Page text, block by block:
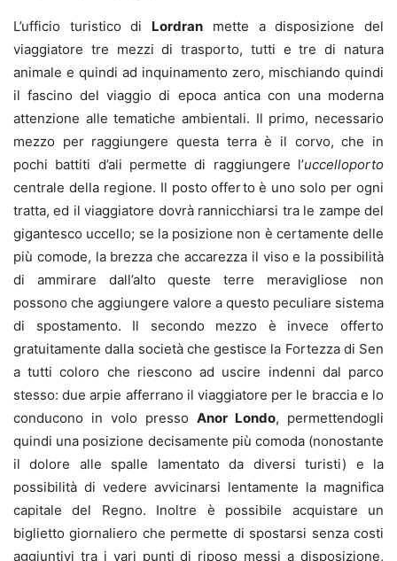
L’ufficio turistico di Lordran mette a disposizione del
viaggiatore tre mezzi di trasporto, tutti e tre di natura
animale e quindi ad inquinamento zero, mischiando quindi
il fascino del viaggio di epoca antica con una moderna
attenzione alle tematiche ambientali. Il primo, necessario
mezzo per raggiungere questa terra è il corvo, che in
pochi battiti d’ali permette di raggiungere l’uccelloporto
centrale della regione. Il posto offerto è uno solo per ogni
tratta, ed il viaggiatore dovrà rannicchiarsi tra le zampe del
gigantesco uccello; se la posizione non è certamente delle
più comode, la brezza che accarezza il viso e la possibilità
di ammirare dall’alto queste terre meravigliose non
possono che aggiungere valore a questo peculiare sistema
di spostamento. Il secondo mezzo è invece offerto
gratuitamente dalla società che gestisce la Fortezza di Sen
a tutti coloro che riescono ad uscire indenni dal parco
stesso: due arpie afferrano il viaggiatore per le braccia e lo
conducono in volo presso Anor Londo, permettendogli
quindi una posizione decisamente più comoda (nonostante
il dolore alle spalle lamentato da diversi turisti) e la
possibilità di vedere avvicinarsi lentamente la magnifica
capitale del Regno. Inoltre è possibile acquistare un
biglietto giornaliero che permette di spostarsi senza costi
aggiuntivi tra i vari punti di riposo messi a disposizione,